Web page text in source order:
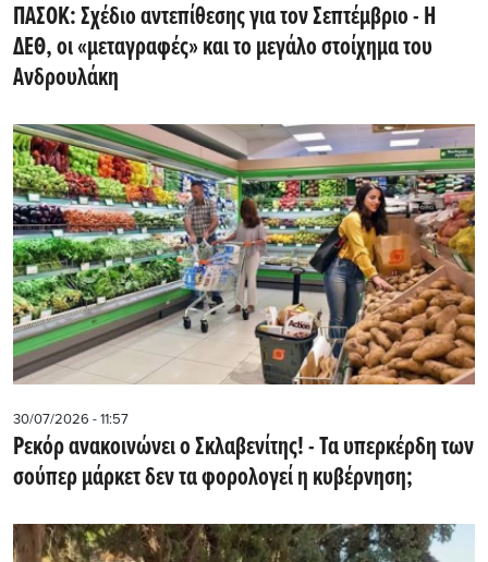
ΠΑΣΟΚ: Σχέδιο αντεπίθεσης για τον Σεπτέμβριο - Η
ΔΕΘ, οι «μεταγραφές» και το μεγάλο στοίχημα του
Ανδρουλάκη
30/07/2026 - 11:57
Ρεκόρ ανακοινώνει ο Σκλαβενίτης! - Τα υπερκέρδη των
σούπερ μάρκετ δεν τα φορολογεί η κυβέρνηση;